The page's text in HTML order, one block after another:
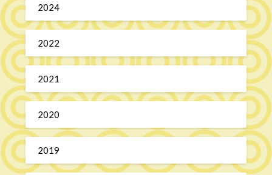
2024
2022
2021
2020
2019